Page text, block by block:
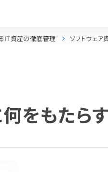
IT資産の徹底管理 ソフトウェア
をもたら